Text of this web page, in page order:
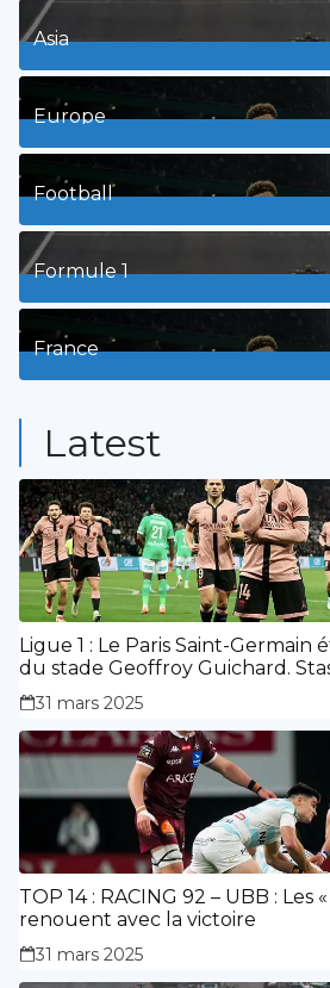
Asia
1Posts
Europe
3Posts
Football
8Posts
Formule 1
3Posts
France
Latest
Ligue 1 : Le Paris Saint-Germain
du stade Geoffroy Guichard.
doublé de Doué.
31 mars 2025
TOP 14 : RACING 92 – UBB : Les
renouent avec la victoire
31 mars 2025